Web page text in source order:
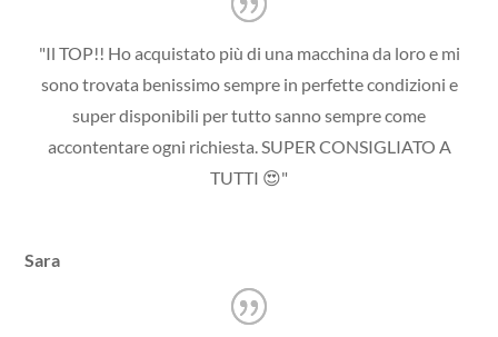
"Il TOP!! Ho acquistato più di una macchina da loro e mi
sono trovata benissimo sempre in perfette condizioni e
super disponibili per tutto sanno sempre come
accontentare ogni richiesta. SUPER CONSIGLIATO A
TUTTI 😍"
Sara